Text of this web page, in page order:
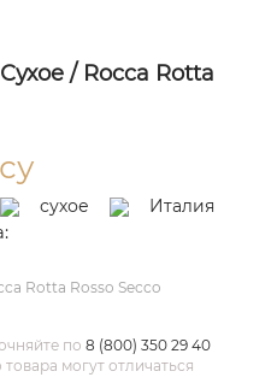
/ Rocca Rotta
сухое Италия
Rotta Rosso Secco
по 8 (800) 350 29 40
могут отличаться